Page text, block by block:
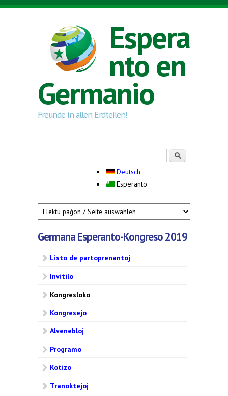
Skip to main content
Espera
nto en
Germanio
Freunde in allen Erdteilen!
Deutsch
Esperanto
Germana Esperanto-Kongreso 2019
Listo de partoprenantoj
Invitilo
Kongresloko
Kongresejo
Alvenebloj
Programo
Kotizo
Tranoktejoj